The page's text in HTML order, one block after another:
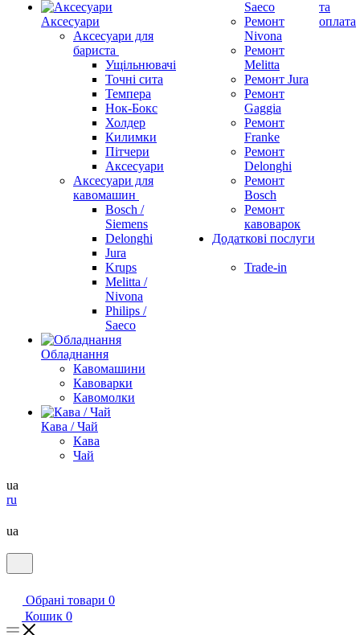
Аксесуари
Аксесуари для
бариста
Ущільнювачі
Точні сита
Темпера
Нок-Бокс
Холдер
Килимки
Пітчери
Аксесуари
Аксесуари для
кавомашин
Bosch /
Siemens
Delonghi
Jura
Krups
Melitta /
Nivona
Philips /
Saeco
Обладнання
Кавомашини
Кавоварки
Кавомолки
Кава / Чай
Кава
Чай
Saeco
Ремонт
Nivona
Ремонт
Melitta
Ремонт Jura
Ремонт
Gaggia
Ремонт
Franke
Ремонт
Delonghi
Ремонт
Bosch
Ремонт
кавоварок
Додаткові послуги
Trade-in
та
оплата
ua
ru
ua
Обрані товари 0
Кошик 0